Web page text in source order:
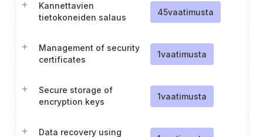
Kannettavien
tietokoneiden salaus
45vaatimusta
Management of security
certificates
1vaatimusta
Secure storage of
encryption keys
1vaatimusta
Data recovery using